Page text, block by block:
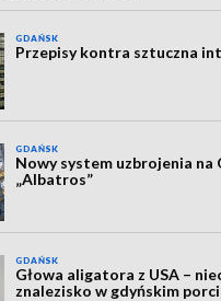
GDAŃSK
Przepisy kontra sztuczna
GDAŃSK
Nowy system uzbrojenia na
„Albatros”
GDAŃSK
Głowa aligatora z USA –
znalezisko w gdyńskim